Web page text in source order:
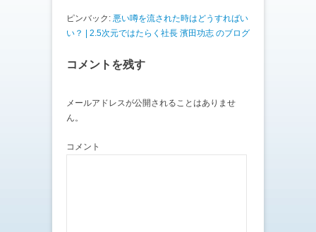
ピンバック: 悪い噂を流された時はどうすればい
い？ | 2.5次元ではたらく社長 濱田功志 のブログ
コメントを残す
メールアドレスが公開されることはありませ
ん。
コメント